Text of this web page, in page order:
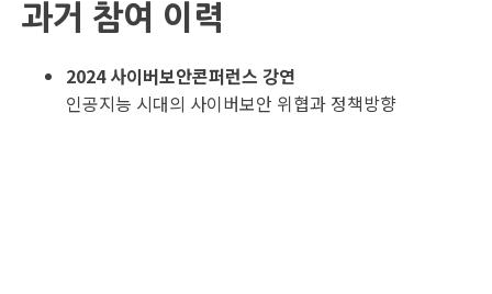
과거 참여 이력
2024 사이버보안콘퍼런스 강연
인공지능 시대의 사이버보안 위협과 정책방향